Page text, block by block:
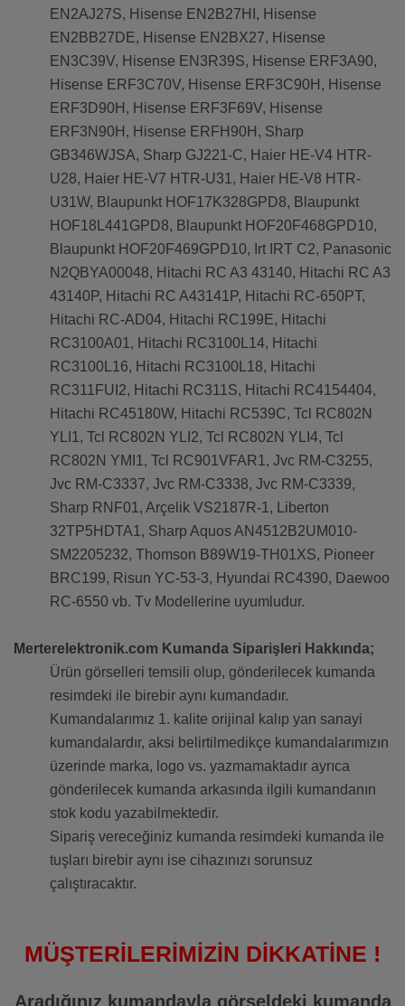
EN2AJ27S, Hisense EN2B27HI, Hisense
EN2BB27DE, Hisense EN2BX27, Hisense
EN3C39V, Hisense EN3R39S, Hisense ERF3A90,
Hisense ERF3C70V, Hisense ERF3C90H, Hisense
ERF3D90H, Hisense ERF3F69V, Hisense
ERF3N90H, Hisense ERFH90H, Sharp
GB346WJSA, Sharp GJ221-C, Haier HE-V4 HTR-
U28, Haier HE-V7 HTR-U31, Haier HE-V8 HTR-
U31W, Blaupunkt HOF17K328GPD8, Blaupunkt
HOF18L441GPD8, Blaupunkt HOF20F468GPD10,
Blaupunkt HOF20F469GPD10, Irt IRT C2, Panasonic
N2QBYA00048, Hitachi RC A3 43140, Hitachi RC A3
43140P, Hitachi RC A43141P, Hitachi RC-650PT,
Hitachi RC-AD04, Hitachi RC199E, Hitachi
RC3100A01, Hitachi RC3100L14, Hitachi
RC3100L16, Hitachi RC3100L18, Hitachi
RC311FUI2, Hitachi RC311S, Hitachi RC4154404,
Hitachi RC45180W, Hitachi RC539C, Tcl RC802N
YLI1, Tcl RC802N YLI2, Tcl RC802N YLI4, Tcl
RC802N YMI1, Tcl RC901VFAR1, Jvc RM-C3255,
Jvc RM-C3337, Jvc RM-C3338, Jvc RM-C3339,
Sharp RNF01, Arçelik VS2187R-1, Liberton
32TP5HDTA1, Sharp Aquos AN4512B2UM010-
SM2205232, Thomson B89W19-TH01XS, Pioneer
BRC199, Risun YC-53-3, Hyundai RC4390, Daewoo
RC-6550 vb. Tv Modellerine uyumludur.
Merterelektronik.com Kumanda Siparişleri Hakkında;
Ürün görselleri temsili olup, gönderilecek kumanda
resimdeki ile birebir aynı kumandadır.
Kumandalarımız 1. kalite orijinal kalıp yan sanayi
kumandalardır, aksi belirtilmedikçe kumandalarımızın
üzerinde marka, logo vs. yazmamaktadır ayrıca
gönderilecek kumanda arkasında ilgili kumandanın
stok kodu yazabilmektedir.
Sipariş vereceğiniz kumanda resimdeki kumanda ile
tuşları birebir aynı ise cihazınızı sorunsuz
çalıştıracaktır.
MÜŞTERİLERİMİZİN DİKKATİNE !
Aradığınız kumandayla görseldeki kumanda